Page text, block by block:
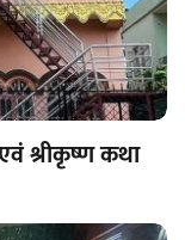
श्रीकृष्ण कथा